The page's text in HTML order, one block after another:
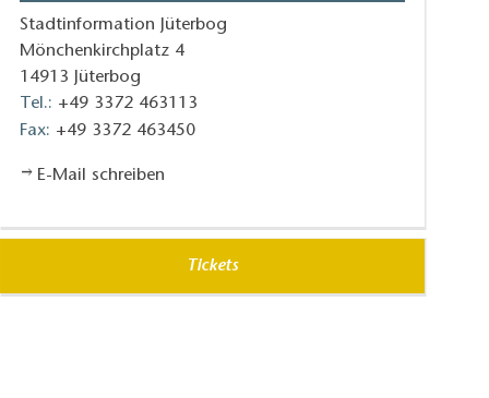
Stadtinformation Jüterbog
Mönchenkirchplatz 4
14913
Jüterbog
Tel.: +49 3372 463113
Fax: +49 3372 463450
E-Mail schreiben
Tickets